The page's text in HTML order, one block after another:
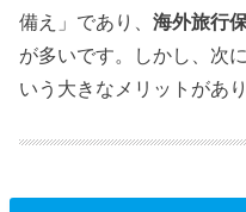
備え」であり、海外旅行
が多いです。しかし、次
いう大きなメリットがあり